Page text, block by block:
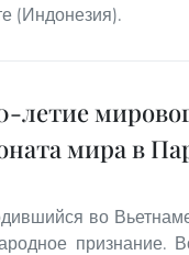
(Индонезия).
летие
мира в
во
признание.